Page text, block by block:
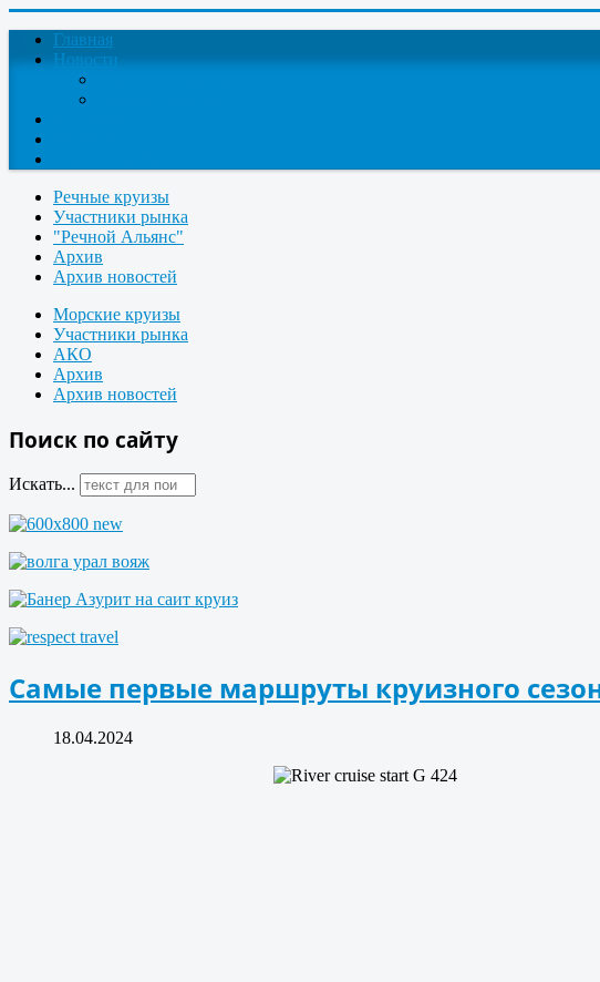
Главная
Новости
Речные круизы
Участники рынка
"Речной Альянс"
Архив
Архив новостей
Морские круизы
Участники рынка
АКО
Архив
Архив новостей
Поиск по сайту
Искать...
Самые первые маршруты круизного
18.04.2024